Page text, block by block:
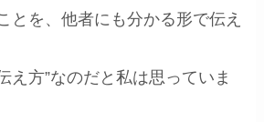
とを、他者にも分かる形で伝え
え方”なのだと私は思っていま